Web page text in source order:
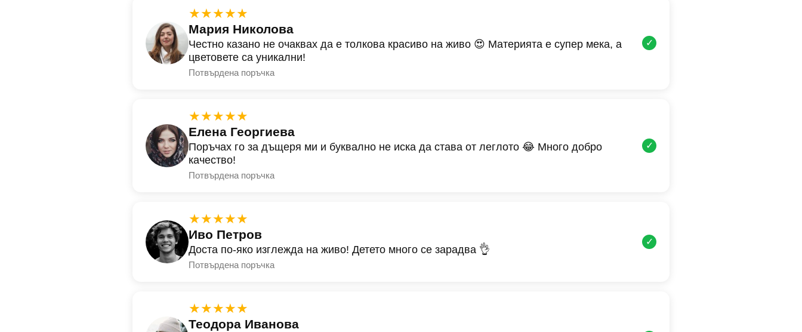
★★★★★
Мария Николова
Честно казано не очаквах да е толкова красиво на живо 😍 Материята е супер мека, а
цветовете са уникални!
Потвърдена поръчка
✓
★★★★★
Елена Георгиева
Поръчах го за дъщеря ми и буквално не иска да става от леглото 😂 Много добро
качество!
Потвърдена поръчка
✓
★★★★★
Иво Петров
Доста по-яко изглежда на живо! Детето много се зарадва 👌
Потвърдена поръчка
✓
★★★★★
Теодора Иванова